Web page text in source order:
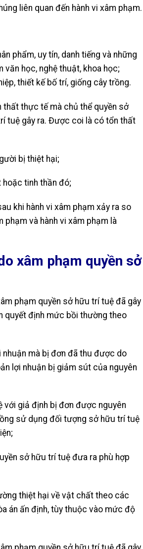
liên quan đến hành vi xâm phạm.
phẩm, uy tín, danh tiếng và những
học, nghệ thuật, khoa học;
thiết kế bố trí, giống cây trồng.
thực tế mà chủ thể quyền sở
tuệ gây ra. Được coi là có tổn thất
bị thiệt hại;
tinh thần đó;
khi hành vi xâm phạm xảy ra so
và hành vi xâm phạm là
xâm phạm quyền sở
phạm quyền sở hữu trí tuệ đã gây
quyết định mức bồi thường theo
mà bị đơn đã thu được do
lợi nhuận bị giảm sút của nguyên
với giả định bị đơn được nguyên
sử dụng đối tượng sở hữu trí tuệ
sở hữu trí tuệ đưa ra phù hợp
thiệt hại về vật chất theo các
án ấn định, tùy thuộc vào mức độ